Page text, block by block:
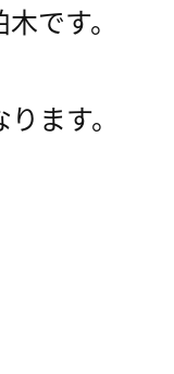
です。
ます。